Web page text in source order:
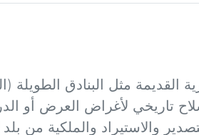
القديمة مثل البنادق
تاريخي لأغراض العرض أو
والاستيراد والملكية من